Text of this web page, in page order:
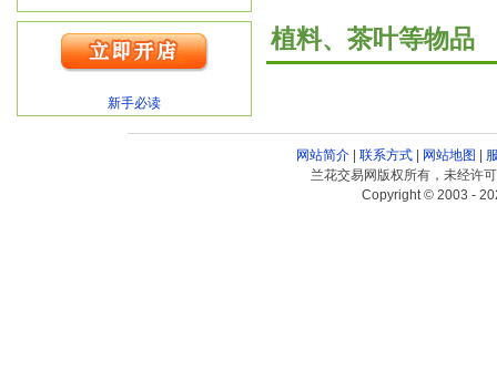
新手必读
植料、茶叶等物品
网站简介| 联系方式| 网站地图 |
兰花交易网版权所有，未经许
Copyright © 2003 -